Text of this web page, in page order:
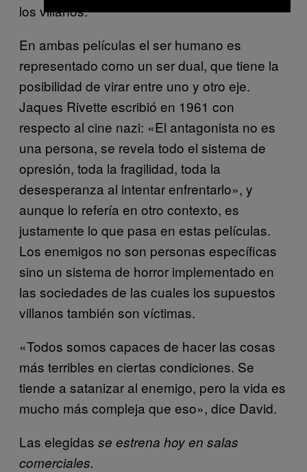
los villanos.
En ambas películas el ser humano es
representado como un ser dual, que tiene la
posibilidad de virar entre uno y otro eje.
Jaques Rivette escribió en 1961 con
respecto al cine nazi: «El antagonista no es
una persona, se revela todo el sistema de
opresión, toda la fragilidad, toda la
desesperanza al intentar enfrentarlo», y
aunque lo refería en otro contexto, es
justamente lo que pasa en estas películas.
Los enemigos no son personas específicas
sino un sistema de horror implementado en
las sociedades de las cuales los supuestos
villanos también son víctimas.
«Todos somos capaces de hacer las cosas
más terribles en ciertas condiciones. Se
tiende a satanizar al enemigo, pero la vida es
mucho más compleja que eso», dice David.
Las elegidas se estrena hoy en salas
comerciales.